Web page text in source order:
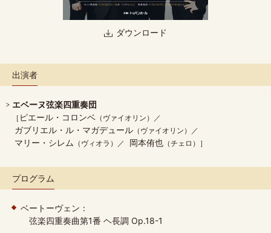
出演者
エベーヌ弦楽四重奏団
ピエール・コロンベ （ヴァイオリン）
ガブリエル・ル・マガデュール （ヴァイオリン）
マリー・シレム （ヴィオラ） 岡本侑也 （チェロ）
ダウンロード
プログラム
ベートーヴェン：
弦楽四重奏曲第1番 ヘ長調 Op.18-1